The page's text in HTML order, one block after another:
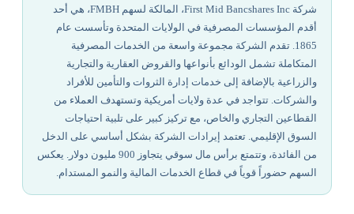
شركة First Mid Bancshares Inc، المالكة لسهم FMBH، هي أحد
أقدم المؤسسات المصرفية في الولايات المتحدة وتأسست عام
1865. تقدم الشركة مجموعة واسعة من الخدمات المصرفية
المتكاملة تشمل الودائع بأنواعها والقروض العقارية والتجارية
والزراعية بالإضافة إلى خدمات إدارة الثروات والتأمين للأفراد
والشركات. تتواجد في عدة ولايات أمريكية وتستهدف العملاء من
القطاعين التجاري والخاص، مع تركيز كبير على تلبية احتياجات
السوق الإقليمي. تعتمد إيرادات الشركة بشكل أساسي على الدخل
من الفائدة، وتتمتع برأس مال سوقي يتجاوز 900 مليون دولار. يعكس
السهم حضوراً قوياً في قطاع الخدمات المالية والنمو المستدام.